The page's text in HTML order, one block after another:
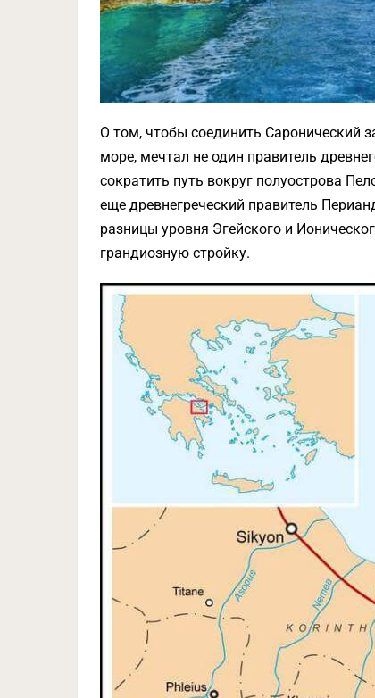
О том, чтобы соединить Саронический
море, мечтал не один правитель
сократить путь вокруг полуострова
еще древнегреческий правитель
разницы уровня Эгейского и
грандиозную стройку.